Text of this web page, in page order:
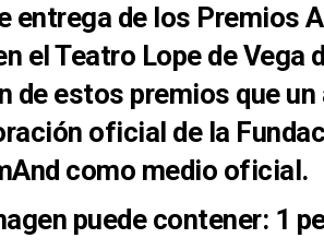
entrega de los Premios
el Teatro Lope de Vega
de estos premios que
oficial de la
como medio oficial.